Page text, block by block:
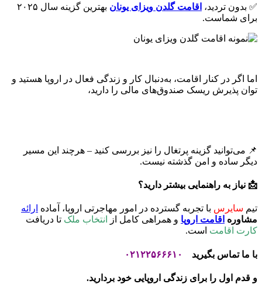
✅ بدون تردید، اقامت گلدن ویزای یونان
بهترین گزینه سال ۲۰۲۵
برای شماست.
اما اگر در کنار اقامت، به‌دنبال کار و زندگی فعال در اروپا هستید و
توان پذیرش ریسک صندوق‌های مالی را دارید،
📌 می‌توانید گزینه پرتغال را نیز بررسی کنید – هرچند این مسیر
دیگر ساده و امن گذشته نیست.
📩 نیاز به راهنمایی بیشتر دارید؟
تیم سایرس با تجربه گسترده در امور مهاجرتی اروپا، آماده ارائه
مشاوره اقامت اروپا و همراهی کامل از انتخاب ملک تا دریافت
کارت اقامت است.
با ما تماس بگیرید ۰۲۱۲۲۵۶۶۶۱۰
و قدم اول را برای زندگی اروپایی خود بردارید.